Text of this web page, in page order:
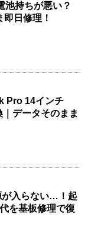
持ちが悪い？
日修理！
Pro 14インチ
データそのまま
が入らない…！起
を基板修理で復